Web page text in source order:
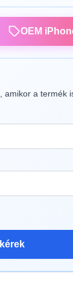
OEM
a termék